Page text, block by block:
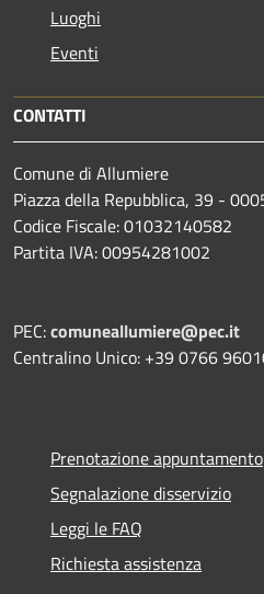
Luoghi
Eventi
CONTATTI
Comune di Allumiere
Piazza della Repubblica, 39 -
Codice Fiscale: 01032140582
Partita IVA: 00954281002
PEC:comuneallumiere@pec.it
Centralino Unico: +39 0766
Prenotazione appuntamento
Segnalazione disservizio
Leggi le FAQ
Richiesta assistenza